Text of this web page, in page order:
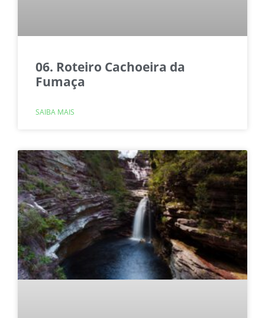
06. Roteiro Cachoeira da
Fumaça
SAIBA MAIS